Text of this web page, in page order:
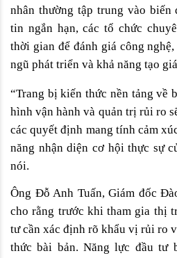
nhân thường tập trung vào biến
tin ngắn hạn, các tổ chức
thời gian để đánh giá công
ngũ phát triển và khả năng tạo
“Trang bị kiến thức nền tảng về
hình vận hành và quản trị rủi ro
các quyết định mang tính cảm
năng nhận diện cơ hội thực sự
nói.
Ông Đỗ Anh Tuấn, Giám đốc
cho rằng trước khi tham gia thị
tư cần xác định rõ khẩu vị rủi ro
thức bài bản. Năng lực đầu tư